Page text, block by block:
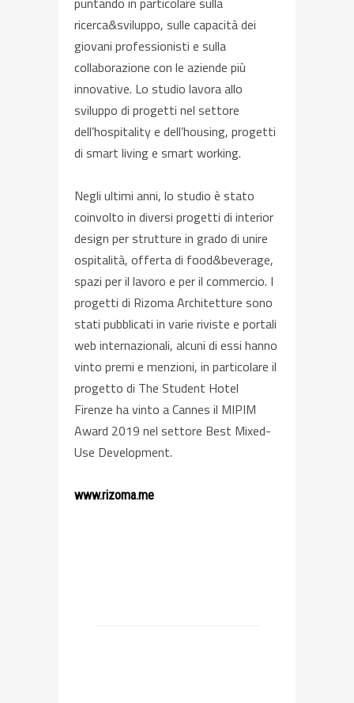
ricerca&sviluppo, sulle capacità dei
giovani professionisti e sulla
collaborazione con le aziende più
innovative. Lo studio lavora allo
sviluppo di progetti nel settore
dell’hospitality e dell’housing, progetti
di smart living e smart working.
Negli ultimi anni, lo studio è stato
coinvolto in diversi progetti di interior
design per strutture in grado di unire
ospitalità, offerta di food&beverage,
spazi per il lavoro e per il commercio. I
progetti di Rizoma Architetture sono
stati pubblicati in varie riviste e portali
web internazionali, alcuni di essi hanno
vinto premi e menzioni, in particolare il
progetto di The Student Hotel
Firenze ha vinto a Cannes il MIPIM
Award 2019 nel settore Best Mixed-
Use Development.
www.rizoma.me